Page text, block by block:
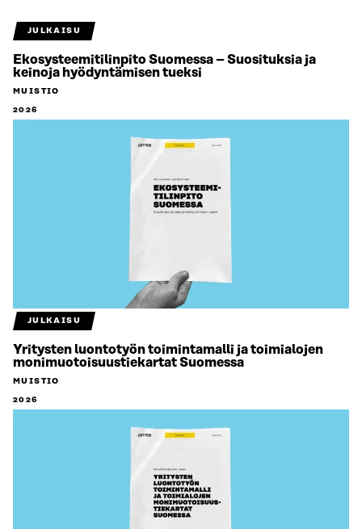
JULKAISU
Ekosysteemitilinpito Suomessa – Suosituksia ja
keinoja hyödyntämisen tueksi
MUISTIO
2026
JULKAISU
Yritysten luontotyön toimintamalli ja toimialojen
monimuotoisuustiekartat Suomessa
MUISTIO
2026